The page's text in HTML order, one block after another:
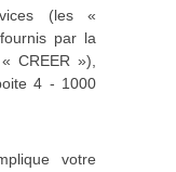
(les «
par la
CREER »),
4 - 1000
votre